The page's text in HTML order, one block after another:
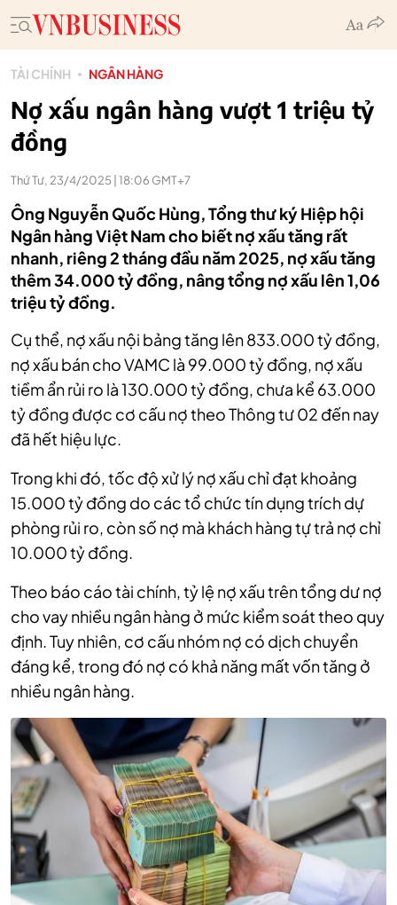
TÀI CHÍNH NGÂN HÀNG
Nợ xấu ngân hàng vượt 1 triệu tỷ
đồng
Thứ Tư, 23/4/2025 | 18:06 GMT+7
Ông Nguyễn Quốc Hùng, Tổng thư ký Hiệp hội
Ngân hàng Việt Nam cho biết nợ xấu tăng rất
nhanh, riêng 2 tháng đầu năm 2025, nợ xấu tăng
thêm 34.000 tỷ đồng, nâng tổng nợ xấu lên 1,06
triệu tỷ đồng.
Cụ thể, nợ xấu nội bảng tăng lên 833.000 tỷ đồng,
nợ xấu bán cho VAMC là 99.000 tỷ đồng, nợ xấu
tiềm ẩn rủi ro là 130.000 tỷ đồng, chưa kể 63.000
tỷ đồng được cơ cấu nợ theo Thông tư 02 đến nay
đã hết hiệu lực.
Trong khi đó, tốc độ xử lý nợ xấu chỉ đạt khoảng
15.000 tỷ đồng do các tổ chức tín dụng trích dự
phòng rủi ro, còn số nợ mà khách hàng tự trả nợ chỉ
10.000 tỷ đồng.
Theo báo cáo tài chính, tỷ lệ nợ xấu trên tổng dư nợ
cho vay nhiều ngân hàng ở mức kiểm soát theo quy
định. Tuy nhiên, cơ cấu nhóm nợ có dịch chuyển
đáng kể, trong đó nợ có khả năng mất vốn tăng ở
nhiều ngân hàng.